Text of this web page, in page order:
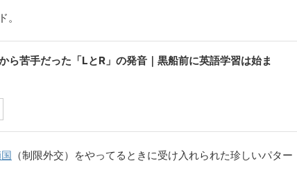
ら苦手だった「LとR」の発音｜黒船前に英語学習は始ま
（制限外交）をやってるときに受け入れられた珍しいパター